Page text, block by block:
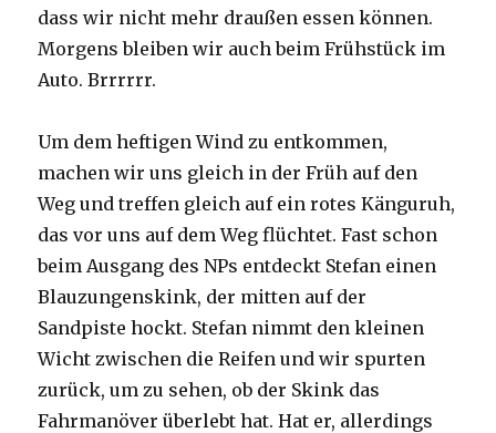
dass wir nicht mehr draußen essen können.
Morgens bleiben wir auch beim Frühstück im
Auto. Brrrrrr.
Um dem heftigen Wind zu entkommen,
machen wir uns gleich in der Früh auf den
Weg und treffen gleich auf ein rotes Känguruh,
das vor uns auf dem Weg flüchtet. Fast schon
beim Ausgang des NPs entdeckt Stefan einen
Blauzungenskink, der mitten auf der
Sandpiste hockt. Stefan nimmt den kleinen
Wicht zwischen die Reifen und wir spurten
zurück, um zu sehen, ob der Skink das
Fahrmanöver überlebt hat. Hat er, allerdings